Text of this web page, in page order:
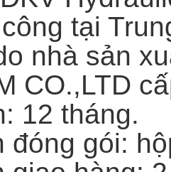
tại
nhà sản
CO.,LTD
12 tháng.
đóng gói: